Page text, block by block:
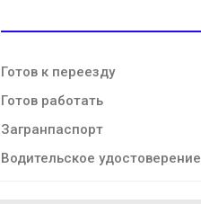
Готов к переезду
Готов работать
Загранпаспорт
Водительское удостоверение